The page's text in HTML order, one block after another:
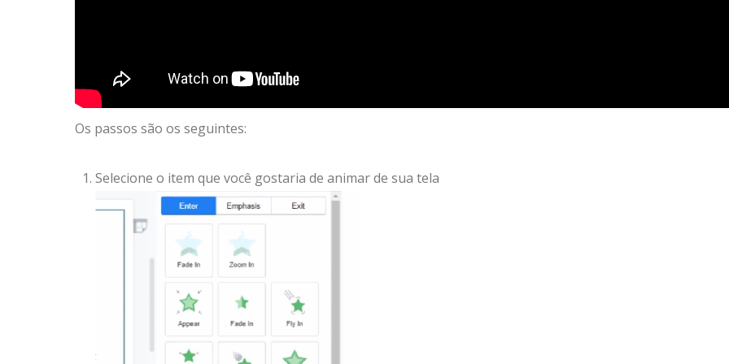
Os passos são os seguintes:
Selecione o item que você gostaria de animar de sua tela